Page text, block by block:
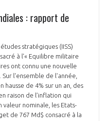
: rapport de
stratégiques (IISS)
à l'« Equilibre militaire
ont connu une nouvelle
Sur l'ensemble de l'année,
hausse de 4% sur un an, des
raison de l’inflation qui
valeur nominale, les Etats-
de 767 Md$ consacré à la